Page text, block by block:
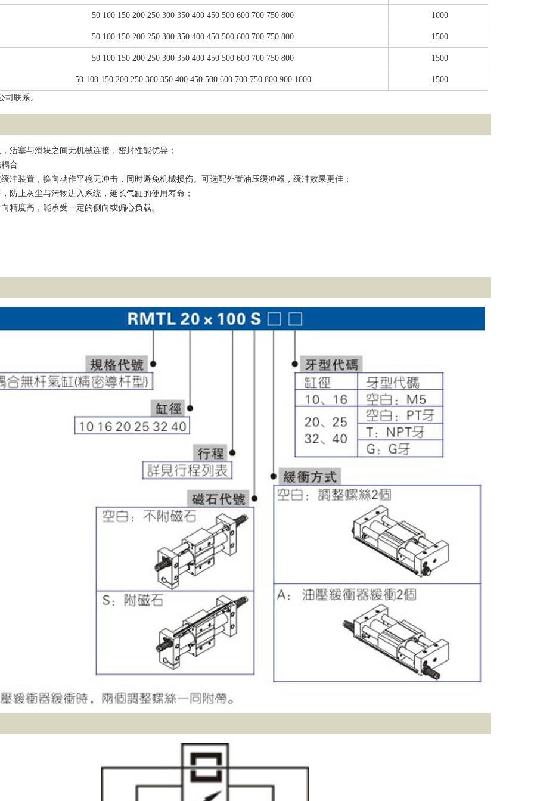
50 100 150 200 250 300 350 400 450 500 600 700 750 800 1000
50 100 150 200 250 300 350 400 450 500 600 700 750 800 1500
50 100 150 200 250 300 350 400 450 500 600 700 750 800 1500
50 100 150 200 250 300 350 400 450 500 600 700 750 800 900 1000
1500
联系。
活塞与滑块之间无机械连接，密封性能优异；
合
冲装置，换向动作平稳无冲击，同时避免机械损伤。可选配外置油压缓冲器，缓冲效果更佳；
防止灰尘与污物进入系统，延长气缸的使用寿命；
精度高，能承受一定的侧向或偏心负载。